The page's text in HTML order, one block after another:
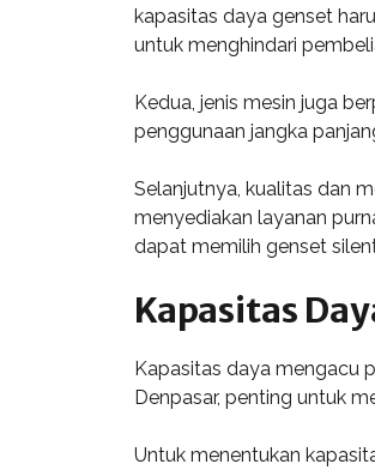
kapasitas daya genset
untuk menghindari
Kedua, jenis mesin juga
penggunaan jangka
Selanjutnya, kualitas dan
menyediakan layanan
dapat memilih genset
Kapasitas
Kapasitas daya mengacu
Denpasar, penting untuk
Untuk menentukan